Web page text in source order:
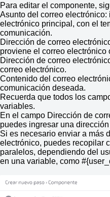
Para editar el componente,
Asunto del correo
electrónico principal, con el
comunicación.
Dirección de correo
proviene el correo electrónico
Dirección de correo
correo electrónico.
Contenido del correo
comunicación deseada.
Recuerda que todos los
variables.
En el campo Dirección de
puedes ingresar una
Si es necesario enviar a más
electrónico, puedes recopilar
paralelos, dependiendo del
en una variable, como